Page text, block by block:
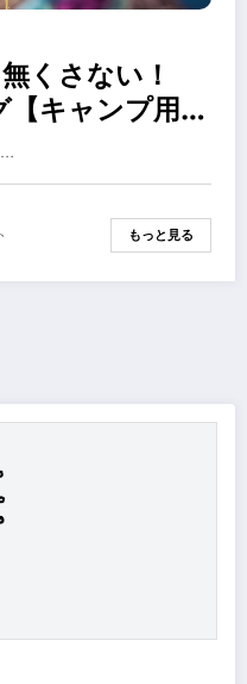
くさない！
【キャンプ用
…
もっと見る